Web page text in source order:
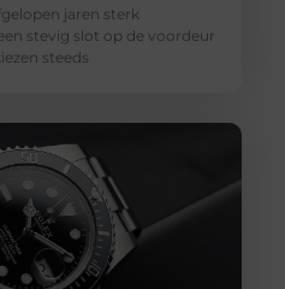
jaren sterk
stevig slot op de voordeur
steeds